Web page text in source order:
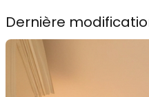
Dernière